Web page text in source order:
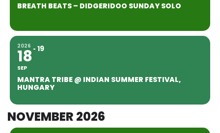
BREATH BEATS – DIDGERIDOO SUNDAY SOLO
2026
18
SEP
19
MANTRA TRIBE @ INDIAN SUMMER FESTIVAL,
HUNGARY
NOVEMBER 2026